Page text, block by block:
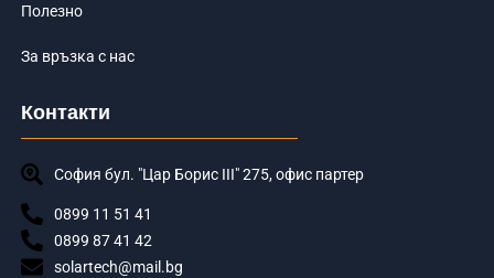
Полезно
За връзка с нас
Контакти
София бул. "Цар Борис III" 275, офис партер
0899 11 51 41
0899 87 41 42
solartech@mail.bg